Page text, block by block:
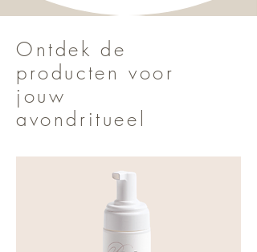
Ontdek de
producten voor
jouw
avondritueel